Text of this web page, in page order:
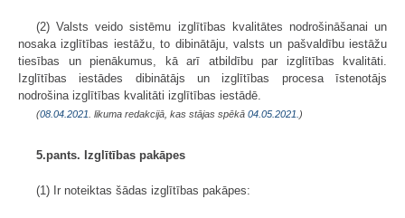
(2) Valsts veido sistēmu izglītības kvalitātes nodrošināšanai un
nosaka izglītības iestāžu, to dibinātāju, valsts un pašvaldību iestāžu
tiesības un pienākumus, kā arī atbildību par izglītības kvalitāti.
Izglītības iestādes dibinātājs un izglītības procesa īstenotājs
nodrošina izglītības kvalitāti izglītības iestādē.
(08.04.2021 . likuma redakcijā, kas stājas spēkā 04.05.2021. )
5.pants. Izglītības pakāpes
(1) Ir noteiktas šādas izglītības pakāpes: